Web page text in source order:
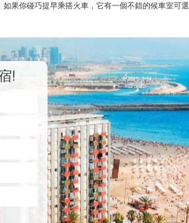
果你碰巧提早乘搭火車，它有一個不錯的候車室可選
!